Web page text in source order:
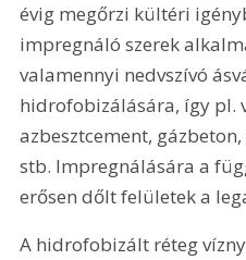
évig megőrzi kültéri
impregnáló szerek
valamennyi nedvszívó
hidrofobizálására, így pl.
azbesztcement,
stb. Impregnálására a
erősen dőlt felületek a
A hidrofobizált réteg